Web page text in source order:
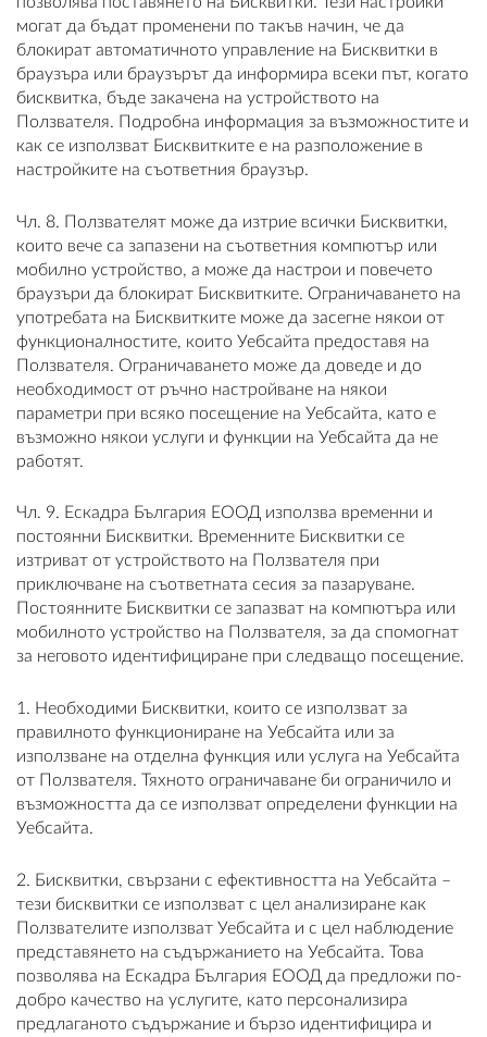
могат да бъдат променени по такъв начин, че да
блокират автоматичното управление на Бисквитки в
браузъра или браузърът да информира всеки път, когато
бисквитка, бъде закачена на устройството на
Ползвателя. Подробна информация за възможностите и
как се използват Бисквитките е на разположение в
настройките на съответния браузър.
Чл. 8. Ползвателят може да изтрие всички Бисквитки,
които вече са запазени на съответния компютър или
мобилно устройство, а може да настрои и повечето
браузъри да блокират Бисквитките. Ограничаването на
употребата на Бисквитките може да засегне някои от
функционалностите, които Уебсайта предоставя на
Ползвателя. Ограничаването може да доведе и до
необходимост от ръчно настройване на някои
параметри при всяко посещение на Уебсайта, като е
възможно някои услуги и функции на Уебсайта да не
работят.
Чл. 9. Ескадра България ЕООД използва временни и
постоянни Бисквитки. Временните Бисквитки се
изтриват от устройството на Ползвателя при
приключване на съответната сесия за пазаруване.
Постоянните Бисквитки се запазват на компютъра или
мобилното устройство на Ползвателя, за да спомогнат
за неговото идентифициране при следващо посещение.
1. Необходими Бисквитки, които се използват за
правилното функциониране на Уебсайта или за
използване на отделна функция или услуга на Уебсайта
от Ползвателя. Тяхното ограничаване би ограничило и
възможността да се използват определени функции на
Уебсайта.
2. Бисквитки, свързани с ефективността на Уебсайта –
тези бисквитки се използват с цел анализиране как
Ползвателите използват Уебсайта и с цел наблюдение
представянето на съдържанието на Уебсайта. Това
позволява на Ескадра България ЕООД да предложи по-
добро качество на услугите, като персонализира
предлаганото съдържание и бързо идентифицира и